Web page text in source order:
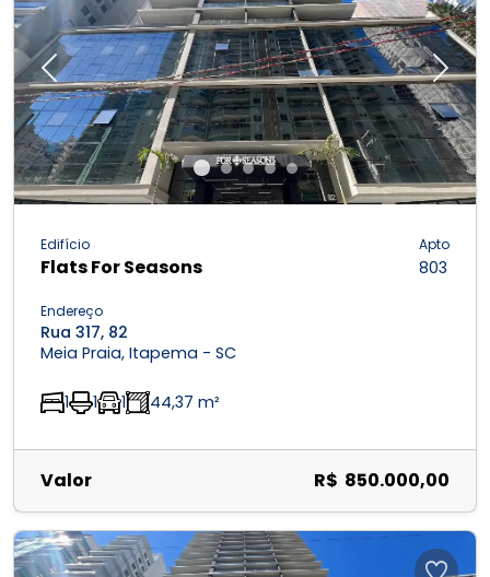
Previous Next
Edifício
Flats For Seasons
Apto
803
Endereço
Rua 317, 82
Meia Praia, Itapema - SC
1 1 1 44,37 m²
Valor R$ 850.000,00